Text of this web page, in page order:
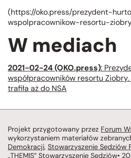
(https://oko.press/prezydent-
wspolpracownikow-resortu-
W mediach
2021-02-24 (OKO.press):
współpracowników resortu
trafiła aż do NSA
Projekt przygotowany przez Forum
wykorzystaniem materiałów
Demokracji, Stowarzyszenie Sędziów
„THEMIS” Stowarzyszenie Sędziów•